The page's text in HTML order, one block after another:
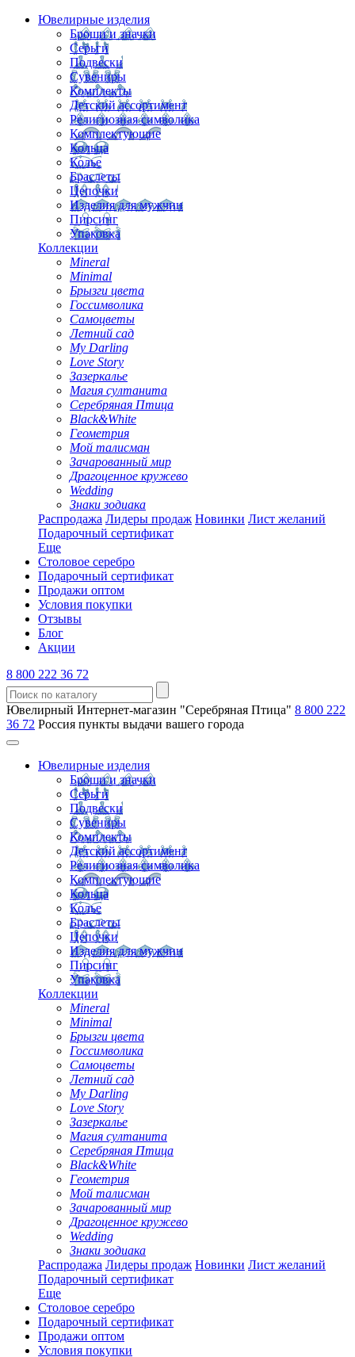
Ювелирные изделия
Броши и значки
Серьги
Подвески
Сувениры
Комплекты
Детский ассортимент
Религиозная символика
Комплектующие
Кольца
Колье
Браслеты
Цепочки
Изделия для мужчин
Пирсинг
Упаковка
Коллекции
Mineral
Minimal
Брызги цвета
Госсимволика
Самоцветы
Летний сад
My Darling
Love Story
Зазеркалье
Магия султанита
Серебряная Птица
Black&White
Геометрия
Мой талисман
Зачарованный мир
Драгоценное кружево
Wedding
Знаки зодиака
Распродажа Лидеры продаж Новинки Лист желаний
Подарочный сертификат
Еще
Столовое серебро
Подарочный сертификат
Продажи оптом
Условия покупки
Отзывы
Блог
Акции
8 800 222 36 72
Ювелирный Интернет-магазин "Серебряная Птица" 8 800 222
36 72 Россия пункты выдачи вашего города
Ювелирные изделия
Броши и значки
Серьги
Подвески
Сувениры
Комплекты
Детский ассортимент
Религиозная символика
Комплектующие
Кольца
Колье
Браслеты
Цепочки
Изделия для мужчин
Пирсинг
Упаковка
Коллекции
Mineral
Minimal
Брызги цвета
Госсимволика
Самоцветы
Летний сад
My Darling
Love Story
Зазеркалье
Магия султанита
Серебряная Птица
Black&White
Геометрия
Мой талисман
Зачарованный мир
Драгоценное кружево
Wedding
Знаки зодиака
Распродажа Лидеры продаж Новинки Лист желаний
Подарочный сертификат
Еще
Столовое серебро
Подарочный сертификат
Продажи оптом
Условия покупки